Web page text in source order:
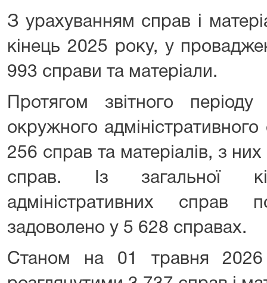
З урахуванням справ і
кінець 2025 року, у
993 справи та матеріали.
Протягом звітного
окружного
256 справ та матеріалів, з
справ. Із загальної
адміністративних справ
задоволено у 5 628 справах.
Станом на 01 травня